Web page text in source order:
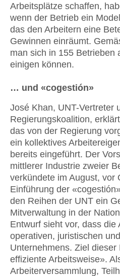
Arbeitsplätze schaffen,
wenn der Betrieb ein
das den Arbeitern eine
Gewinnen einräumt.
man sich in 155 Betrieben
einigen können.
… und «cogestión»
José Khan, UNT-Vertreter
Regierungskoalition,
das von der Regierung
ein kollektives
bereits eingeführt. Der
mittlerer Industrie zweier
verkündete im August, vor
Einführung der
den Reihen der UNT ein
Mitverwaltung in der
Entwurf sieht vor, dass
operativen, juristischen
Unternehmens. Ziel
effiziente Arbeitsweise».
Arbeiterversammlung,